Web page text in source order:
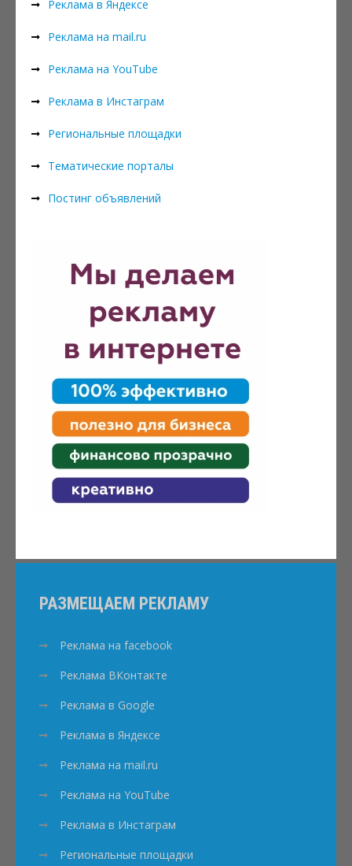
Реклама в Яндексе
Реклама на mail.ru
Реклама на YouTube
Реклама в Инстаграм
Региональные площадки
Тематические порталы
Постинг объявлений
РАЗМЕЩАЕМ РЕКЛАМУ
Реклама на facebook
Реклама ВКонтакте
Реклама в Google
Реклама в Яндексе
Реклама на mail.ru
Реклама на YouTube
Реклама в Инстаграм
Региональные площадки